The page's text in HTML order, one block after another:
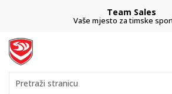
Team Sales
Vaše mjesto za timske
Pretraži stranicu